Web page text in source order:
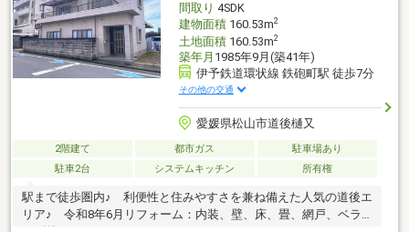
間取り 4SDK
建物面積160.53m2
土地面積160.53m2
築年月 1985年9月(築41年)
伊予鉄道環状線 鉄砲町駅 徒歩7分
その他の交通
愛媛県松山市道後樋又
2階建て 都市ガス
駐車場あり
駐車2台
システムキッチン 所有権
駅まで徒歩圏内♪ 利便性と住みやすさを兼ね備えた人気の道後エ
リア♪ 令和8年6月リフォーム：内装、壁、床、畳、網戸、ベラ